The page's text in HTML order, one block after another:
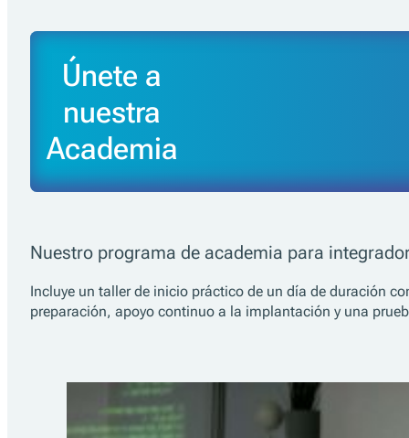
Únete a
nuestra
Academia
Nuestro programa de academia para
Incluye un taller de inicio práctico de un día de duración
preparación, apoyo continuo a la implantación y una